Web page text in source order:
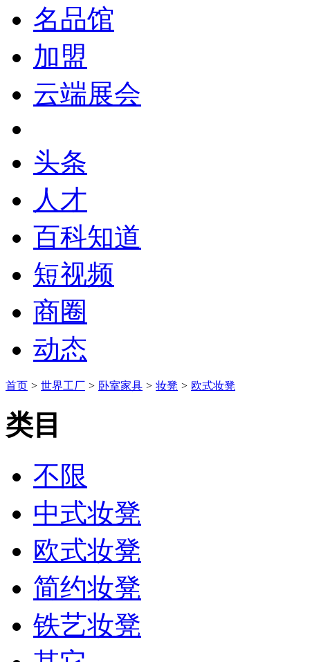
名品馆
加盟
云端展会
头条
人才
百科知道
短视频
商圈
动态
首页 > 世界工厂 > 卧室家具 > 妆凳 > 欧式妆凳
类目
不限
中式妆凳
欧式妆凳
简约妆凳
铁艺妆凳